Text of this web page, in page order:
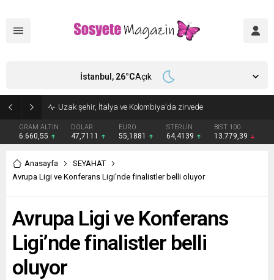
GRAM ALTIN
6.660,55
DOLAR
47,7111
EURO
55,1881
STERLİN
64,4139
BIST 100
13.779,39
İstanbul, 26°CAçık
Anasayfa
SEYAHAT
Avrupa Ligi ve Konferans Ligi’nde finalistler belli oluyor
Avrupa Ligi ve Konferans
Ligi’nde finalistler belli
oluyor